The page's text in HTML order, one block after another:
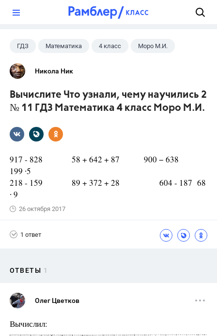
ГДЗ Математика 4 класс Моро М.И.
Никола Ник
Вычислите Что узнали, чему научились 2
№ 11 ГДЗ Математика 4 класс Моро М.И.
917 - 828 58 + 642 + 87 900 − 638
199 ∙5
218 - 159 89 + 372 + 28 604 - 187 68
∙ 9
26 октября 2017
1 ответ
ОТВЕТЫ 1
Олег Цветков
Вычислил: